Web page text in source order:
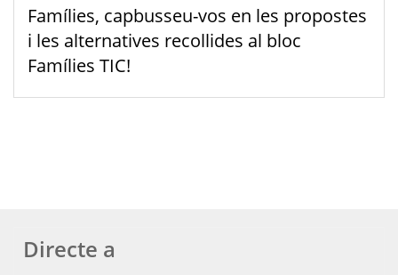
Famílies, capbusseu-vos en les propostes
i les alternatives recollides al bloc
Famílies TIC!
Directe a